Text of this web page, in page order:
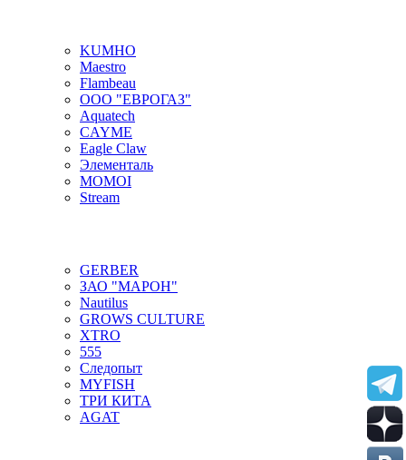
KUMHO
Maestro
Flambeau
ООО "ЕВРОГАЗ"
Aquatech
CAYME
Eagle Claw
Элементаль
MOMOI
Stream
GERBER
ЗАО "МАРОН"
Nautilus
GROWS CULTURE
XTRO
555
Следопыт
MYFISH
ТРИ КИТА
AGAT